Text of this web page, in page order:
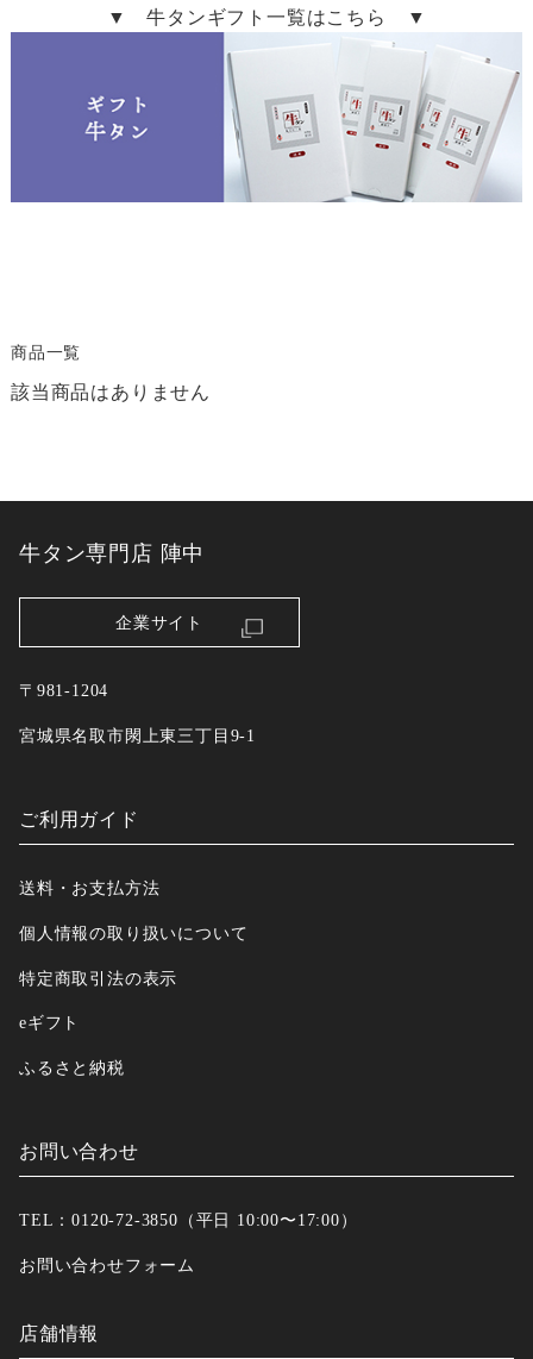
▼ 牛タンギフト一覧はこちら ▼
商品一覧
該当商品はありません
牛タン専門店 陣中
企業サイト
〒981-1204
宮城県名取市閖上東三丁目9-1
ご利用ガイド
送料・お支払方法
個人情報の取り扱いについて
特定商取引法の表示
eギフト
ふるさと納税
お問い合わせ
TEL：0120-72-3850（平日 10:00〜17:00）
お問い合わせフォーム
店舗情報